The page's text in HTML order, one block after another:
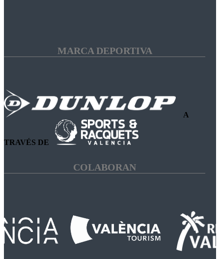
MARCA DEPORTIVA
A
TRAVÉS DE
COLABORAN